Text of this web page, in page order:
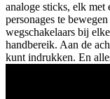
analoge sticks, elk
personages te
wegschakelaars bij
handbereik. Aan de
kunt indrukken. En